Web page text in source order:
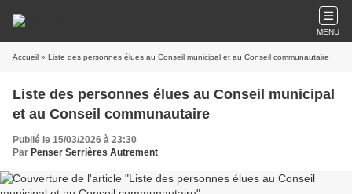
MENU
Accueil » Liste des personnes élues au Conseil municipal et au Conseil communautaire
Liste des personnes élues au Conseil municipal
et au Conseil communautaire
Publié le 15/03/2026 à 23:30
Par Penser Serrières Autrement